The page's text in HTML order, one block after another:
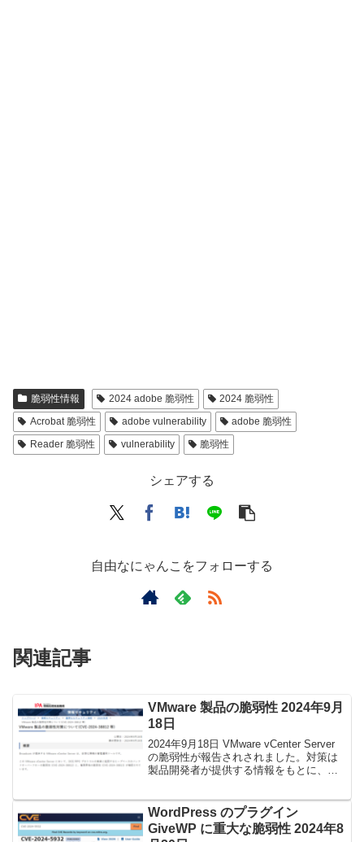
脆弱性情報 2024 adobe 脆弱性
2024 脆弱性
Acrobat 脆弱性
adobe vulnerability
adobe 脆弱性
Reader 脆弱性
vulnerability 脆弱性
シェアする
自由なにゃんこをフォローする
関連記事
VMware 製品の脆弱性 2024年9月
18日
2024年9月18日 VMware vCenter Server
の脆弱性が報告されされました。対策は
製品開発者が提供する情報をもとに、更
WordPress のプラグイン
GiveWP に重大な脆弱性 2024年8